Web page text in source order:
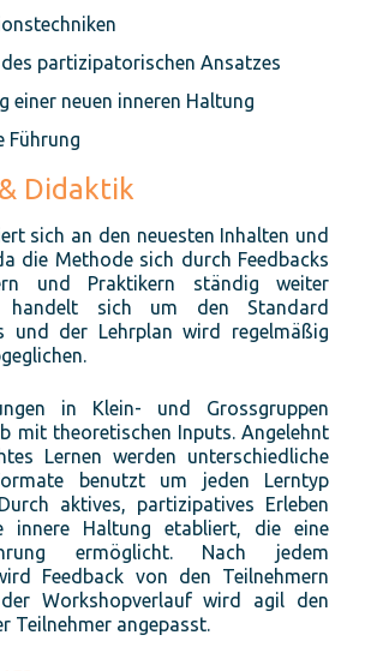
partizipatorischen Ansatzes
einer neuen inneren Haltung
Führung
Didaktik
sich an den neuesten Inhalten und
die Methode sich durch Feedbacks
und Praktikern ständig weiter
handelt sich um den Standard
und der Lehrplan wird regelmäßig
in Klein- und Grossgruppen
mit theoretischen Inputs. Angelehnt
Lernen werden unterschiedliche
benutzt um jeden Lerntyp
aktives, partizipatives Erleben
innere Haltung etabliert, die eine
ermöglicht. Nach jedem
Feedback von den Teilnehmern
Workshopverlauf wird agil den
Teilnehmer angepasst.